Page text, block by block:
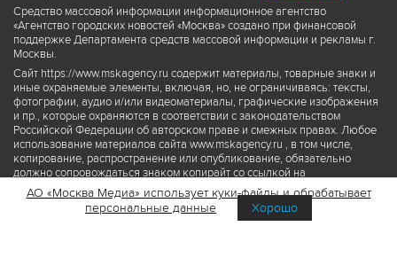
Средство массовой информации информационное агентство
«Агентство городских новостей «Москва» создано при финансовой
поддержке Департамента средств массовой информации и рекламы г.
Москвы.
Сайт https://www.mskagency.ru содержит материалы, товарные знаки и
иные охраняемые элементы, включая, но, не ограничиваясь: тексты,
фотографии, аудио и/или видеоматериалы, графические изображения
и пр., которые охраняются в соответствии с законодательством
Российской Федерации об авторском праве и смежных правах. Любое
использование материалов сайта www.mskagency.ru , в том числе,
копирование, распространение или опубликование, обязательно
должно сопровождаться знаком копирайт со ссылкой на
правообладателя © АО «Москва Медиа», а также гиперссылкой на сайт
www.mskagency.ru как на первоисточник информации. Переработка
материалов сайта www.mskagency.ru не допускается.
АО «Москва Медиа» использует куки-файлы и обрабатывает
персональные данные
Хорошо